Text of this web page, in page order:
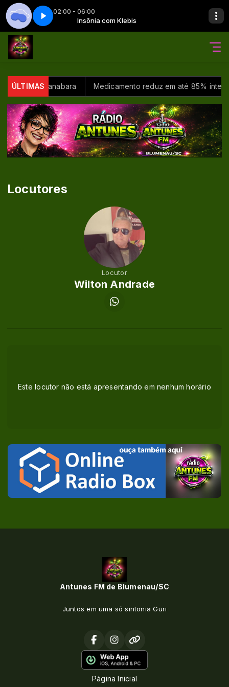
02:00 - 06:00
Insônia com Klebis
05 Insônia - Parte 05
ÚLTIMAS
Baía de Guanabara Medicamento reduz em até 85%
Locutores
Locutor
Wilton Andrade
Este locutor não está apresentando em nenhum horário
Antunes FM de Blumenau/SC
Juntos em uma só sintonia Guri
Página Inicial